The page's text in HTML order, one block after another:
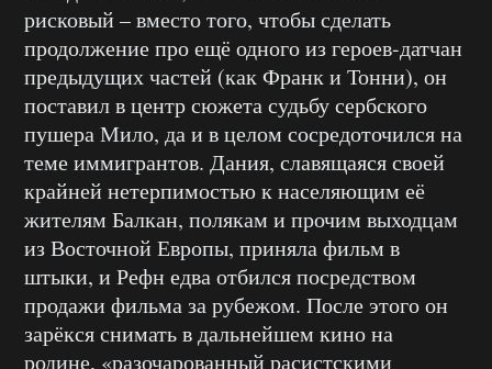
рисковый – вместо того, чтобы сделать
продолжение про ещё одного из героев-датчан
предыдущих частей (как Франк и Тонни), он
поставил в центр сюжета судьбу сербского
пушера Мило, да и в целом сосредоточился на
теме иммигрантов. Дания, славящаяся своей
крайней нетерпимостью к населяющим её
жителям Балкан, полякам и прочим выходцам
из Восточной Европы, приняла фильм в
штыки, и Рефн едва отбился посредством
продажи фильма за рубежом. После этого он
зарёкся снимать в дальнейшем кино на
родине, «разочарованный расистскими